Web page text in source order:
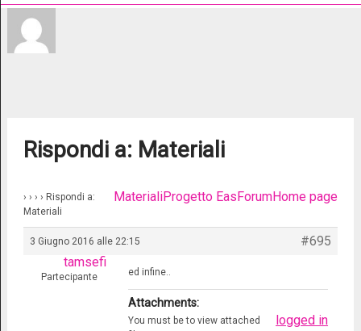
Rispondi a: Materiali
Home page
› Forum
› Progetto Eas
› Materiali
› Rispondi a:
Materiali
3 Giugno 2016 alle 22:15
#695
tamsefi
Partecipante ed infine..
Attachments:
You must be logged in
to view attached